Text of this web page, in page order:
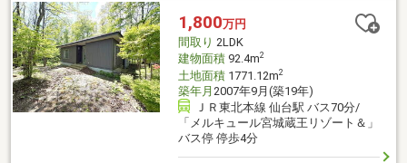
1,800万円
間取り 2LDK
建物面積92.4m2
土地面積1771.12m2
築年月 2007年9月(築19年)
ＪＲ東北本線 仙台駅 バス70分/
「メルキュール宮城蔵王リゾート＆」
バス停 停歩4分